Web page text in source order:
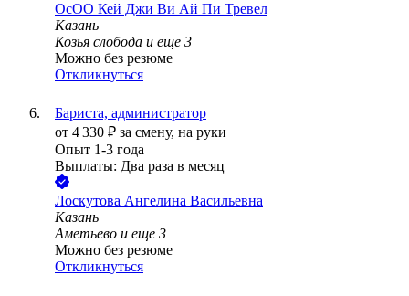
ОсОО Кей Джи Ви Ай Пи Тревел
Казань
Козья слобода и еще 3
Можно без резюме
Откликнуться
Бариста, администратор
от 4 330 ₽ за смену, на руки
Опыт 1-3 года
Выплаты: Два раза в месяц
Лоскутова Ангелина Васильевна
Казань
Аметьево и еще 3
Можно без резюме
Откликнуться